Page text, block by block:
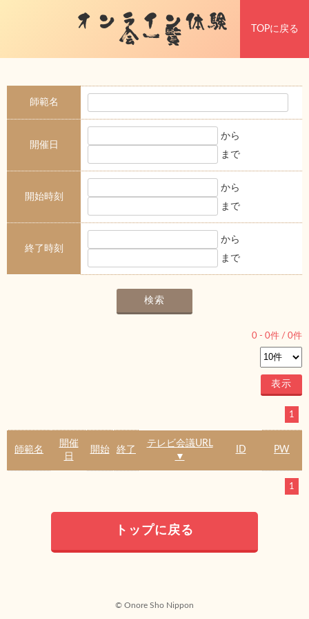
オンライン体験
会一覧 TOPに戻る
師範名
開催日
から
まで
開始時刻
から
まで
終了時刻
から
まで
0 - 0件 / 0件
1
師範名
開催
日
開始 終了
テレビ会議URL
▼
ID PW
1
トップに戻る
© Onore Sho Nippon